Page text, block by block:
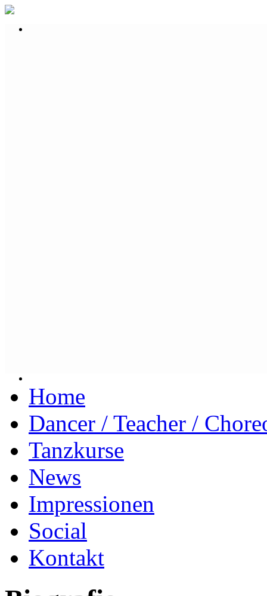
Home
Dancer / Teacher /
Tanzkurse
News
Impressionen
Social
Kontakt